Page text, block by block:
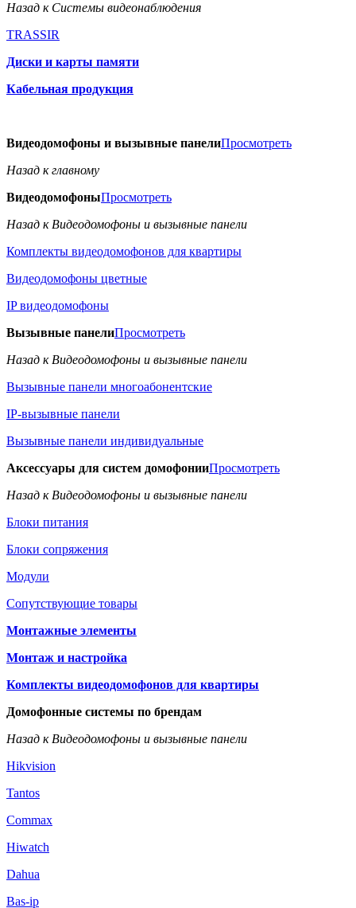
Назад к Системы видеонаблюдения
TRASSIR
Диски и карты памяти
Кабельная продукция
Видеодомофоны и вызывные панелиПросмотреть
Назад к главному
ВидеодомофоныПросмотреть
Назад к Видеодомофоны и вызывные панели
Комплекты видеодомофонов для квартиры
Видеодомофоны цветные
IP видеодомофоны
Вызывные панелиПросмотреть
Назад к Видеодомофоны и вызывные панели
Вызывные панели многоабонентские
IP-вызывные панели
Вызывные панели индивидуальные
Аксессуары для систем домофонииПросмотреть
Назад к Видеодомофоны и вызывные панели
Блоки питания
Блоки сопряжения
Модули
Сопутствующие товары
Монтажные элементы
Монтаж и настройка
Комплекты видеодомофонов для квартиры
Домофонные системы по брендам
Назад к Видеодомофоны и вызывные панели
Hikvision
Tantos
Commax
Hiwatch
Dahua
Bas-ip